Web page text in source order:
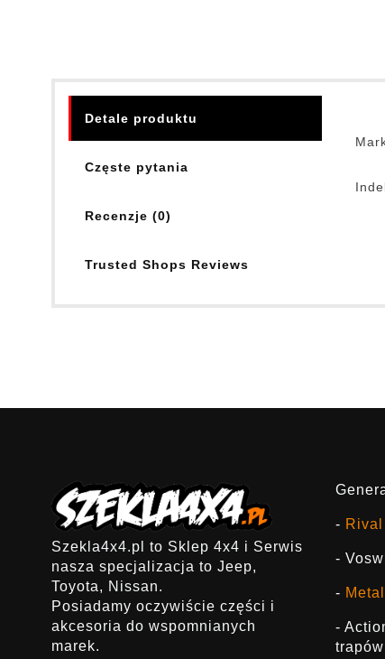
Detale produktu
Częste pytania
Recenzje (0)
Trusted Shops Reviews
Szekla4x4.pl to Sklep 4x4 i Serwis
nasza specjalizacja to Jeep,
Toyota, Nissan.
Posiadamy oczywiście części i
akcesoria do wspomnianych
marek.
-
-
-
-